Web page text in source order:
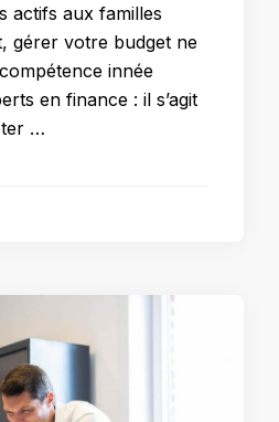
actifs aux familles
gérer votre budget ne
innée
en finance : il s’agit
…